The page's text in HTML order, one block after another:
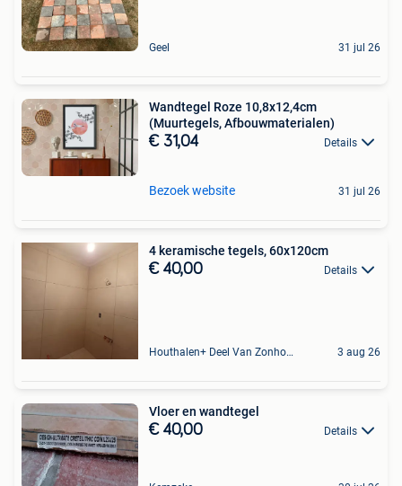
Geel 31 jul 26
Wandtegel Roze 10,8x12,4cm
(Muurtegels, Afbouwmaterialen)
€ 31,04 Details
Bezoek website 31 jul 26
4 keramische tegels, 60x120cm
€ 40,00 Details
Houthalen+ Deel Van Zonhoven En Zolder 3 aug 26
Vloer en wandtegel
€ 40,00 Details